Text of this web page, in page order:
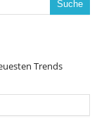
Trends